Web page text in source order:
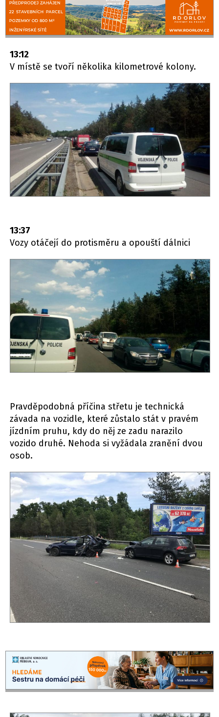
13:12
V místě se tvoří několika kilometrové kolony.
13:37
Vozy otáčejí do protisměru a opouští dálnici
Pravděpodobná příčina střetu je technická
závada na vozidle, které zůstalo stát v pravém
jízdním pruhu, kdy do něj ze zadu narazilo
vozido druhé. Nehoda si vyžádala zranění dvou
osob.